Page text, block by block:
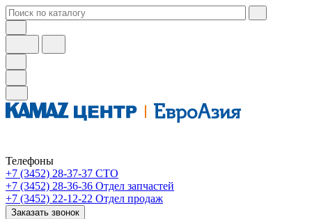
Телефоны
+7 (3452) 28-37-37 СТО
+7 (3452) 28-36-36 Отдел запчастей
+7 (3452) 22-12-22 Отдел продаж
Заказать звонок